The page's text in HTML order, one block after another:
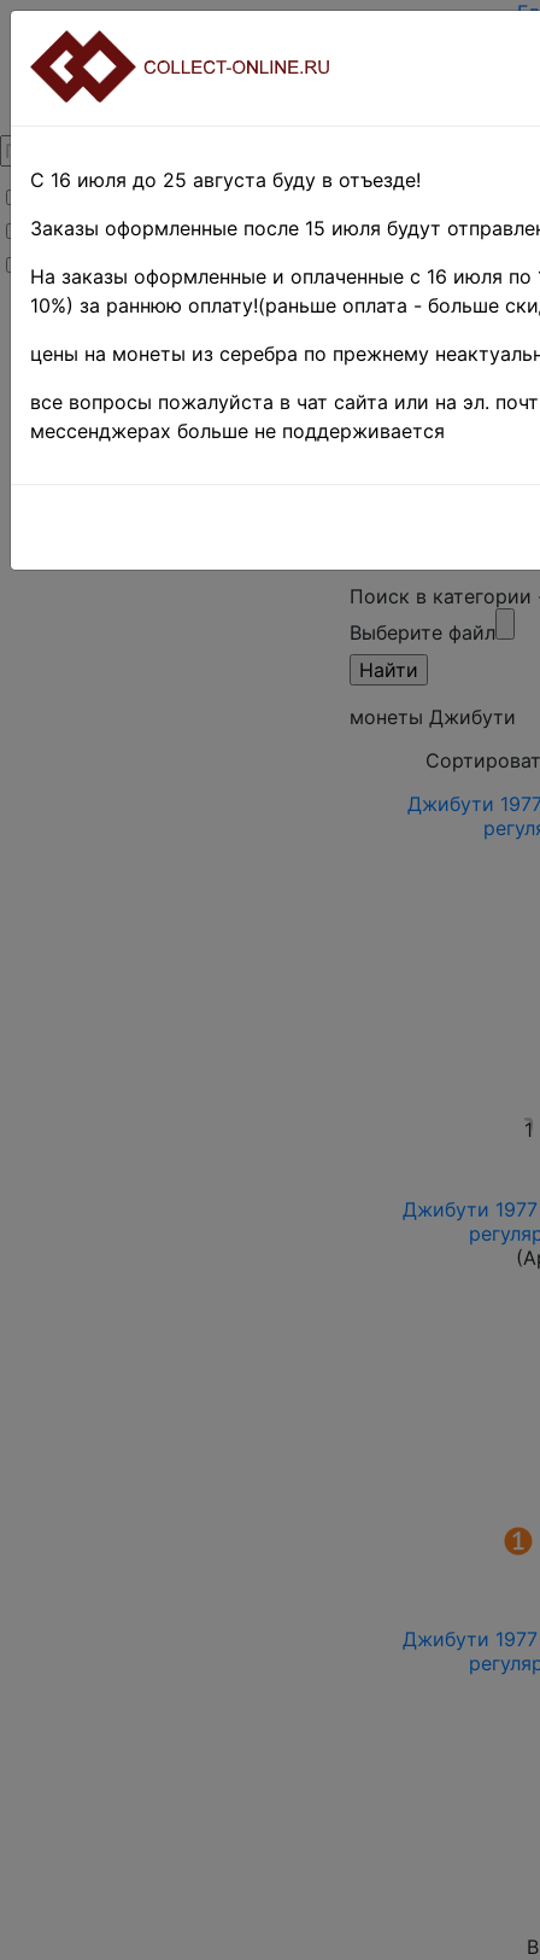
Товары со скидкой
Товары в наличии
Новинки
Главная
»
Монеты»
Иностранные
монеты»
Африка»
Поиск в
Выберите файл
монеты Джибути
Джибути
1
Джибути
Джибути
С 16 июля до 25 августа буду в отъезде!
Заказы оформленные после 15 июля будут
На заказы оформленные и оплаченные с 16 июля по
10%) за раннюю оплату!(раньше оплата - больше
цены на монеты из серебра по прежнему
все вопросы пожалуйста в чат сайта или на эл.
мессенджерах больше не поддерживается